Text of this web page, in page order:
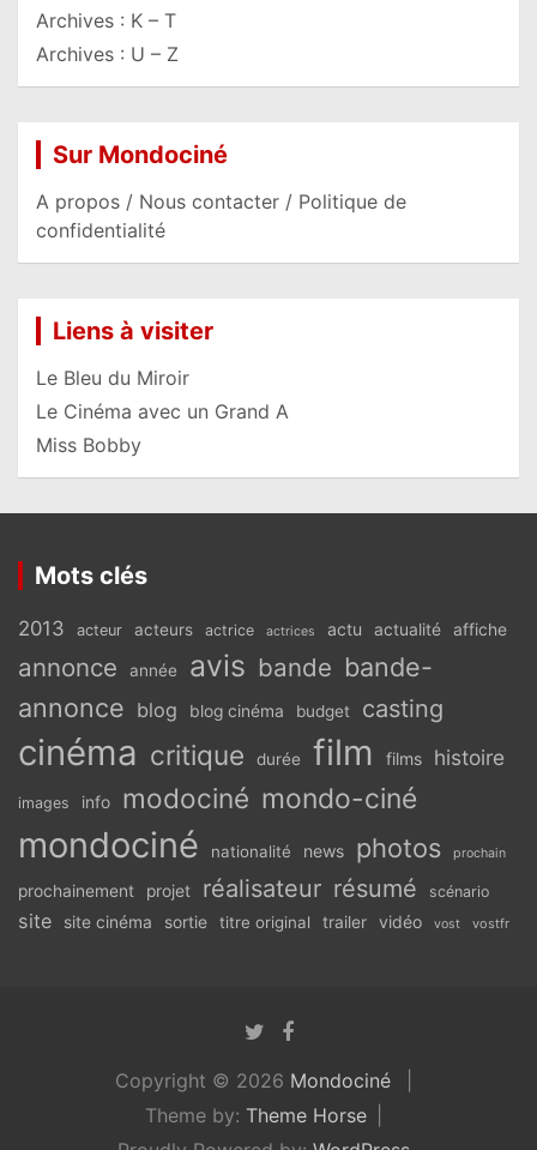
Archives : K – T
Archives : U – Z
Sur Mondociné
A propos / Nous contacter / Politique de
confidentialité
Liens à visiter
Le Bleu du Miroir
Le Cinéma avec un Grand A
Miss Bobby
Mots clés
2013 acteur acteurs actrice actrices actu actualité affiche
annonce année avis bande bande-
annonce blog blog cinéma budget casting
cinéma critique durée film films histoire
images info modociné mondo-ciné
mondociné nationalité news photos prochain
prochainement projet réalisateur résumé scénario
site site cinéma sortie titre original trailer vidéo vost vostfr
Copyright © 2026 Mondociné
Theme by: Theme Horse